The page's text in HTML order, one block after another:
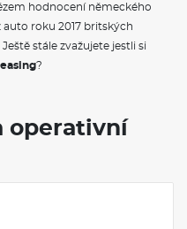
jízdního režimu
prostoru
prostoru s
v předních sedadlech
hodnocení německého
auto roku 2017 britských
stále zvažujete jestli si
?
operativní